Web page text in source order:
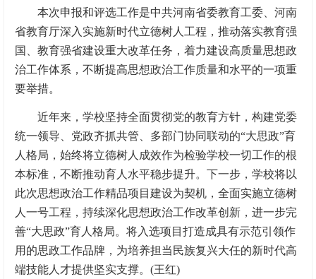
本次申报和评选工作是中共河南省委教育工委、河南
省教育厅深入实施新时代立德树人工程，推动落实教育强
国、教育强省建设重大改革任务，着力建设高质量思想政
治工作体系，不断提高思想政治工作质量和水平的一项重
要举措。
近年来，学校坚持全面贯彻党的教育方针，构建党委
统一领导、党政齐抓共管、多部门协同联动的“大思政”育
人格局，始终将立德树人成效作为检验学校一切工作的根
本标准，不断推动育人水平稳步提升。下一步，学校将以
此次思想政治工作精品项目建设为契机，全面实施立德树
人一号工程，持续深化思想政治工作改革创新，进一步完
善“大思政”育人格局。将入选项目打造成具有示范引领作
用的思政工作品牌，为培养担当民族复兴大任的新时代高
端技能人才提供坚实支撑。(王红)